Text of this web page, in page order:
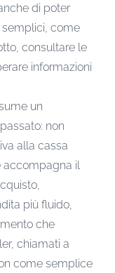
di poter
semplici, come
consultare le
informazioni
un
non
alla cassa
accompagna il
più fluido,
che
chiamati a
come semplice